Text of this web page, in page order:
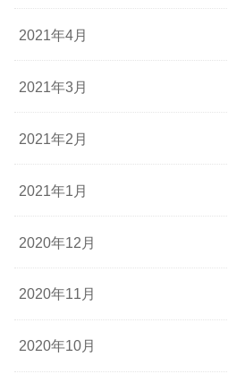
2021年4月
2021年3月
2021年2月
2021年1月
2020年12月
2020年11月
2020年10月